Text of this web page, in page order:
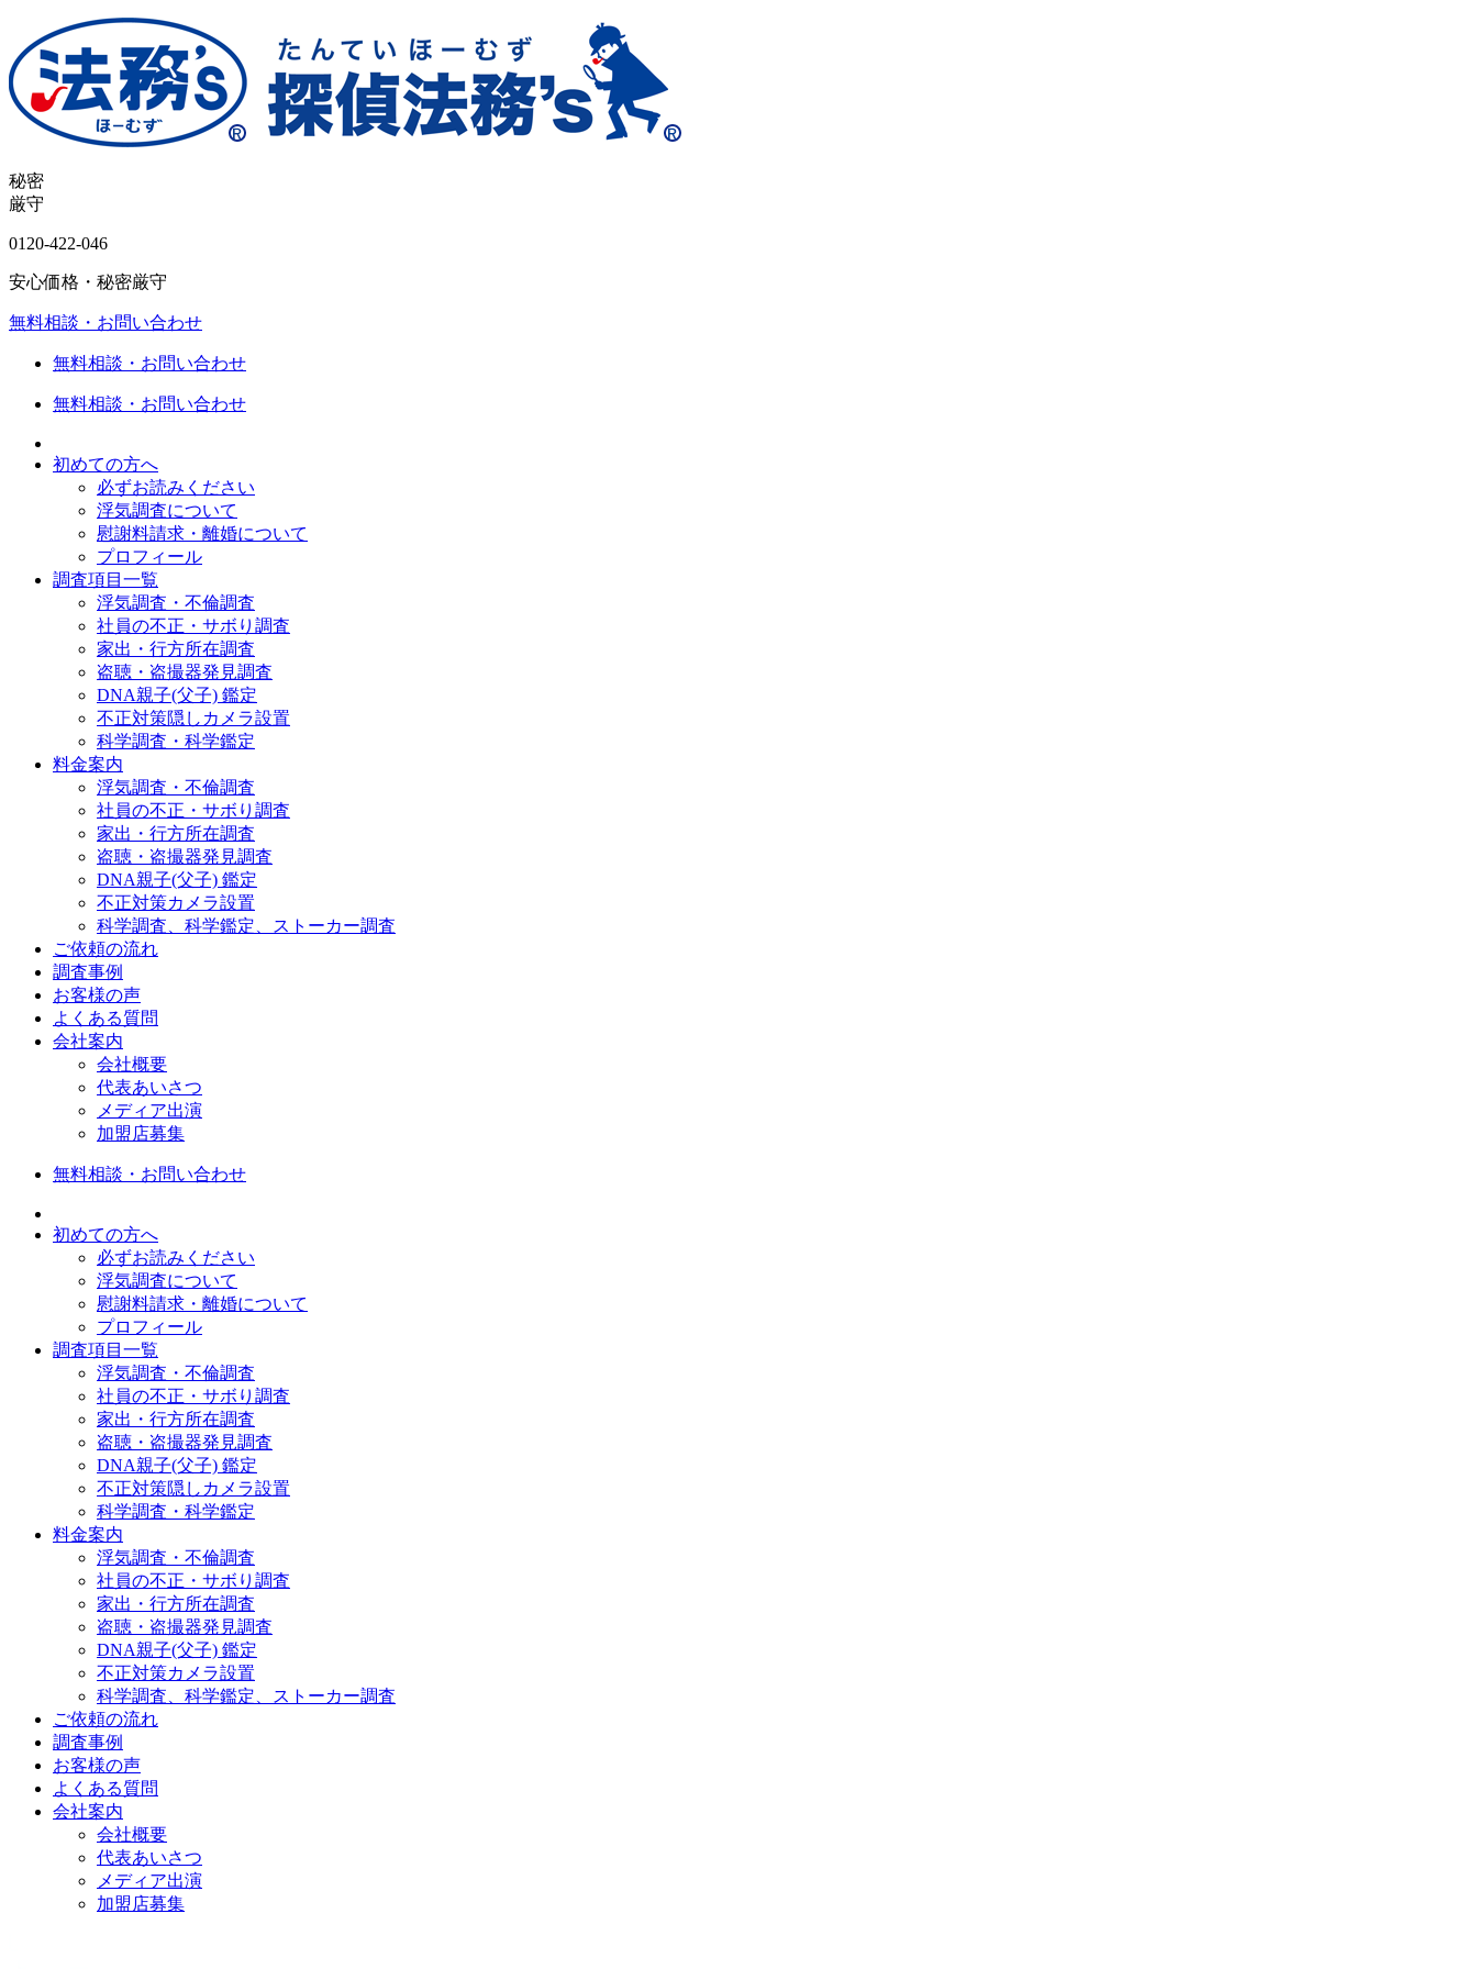
秘密
厳守
0120-422-046
安心価格・秘密厳守
無料相談・お問い合わせ
無料相談・お問い合わせ
無料相談・お問い合わせ
初めての方へ
必ずお読みください
浮気調査について
慰謝料請求・離婚について
プロフィール
調査項目一覧
浮気調査・不倫調査
社員の不正・サボり調査
家出・行方所在調査
盗聴・盗撮器発見調査
DNA親子(父子) 鑑定
不正対策隠しカメラ設置
科学調査・科学鑑定
料金案内
浮気調査・不倫調査
社員の不正・サボり調査
家出・行方所在調査
盗聴・盗撮器発見調査
DNA親子(父子) 鑑定
不正対策カメラ設置
科学調査、科学鑑定、ストーカー調査
ご依頼の流れ
調査事例
お客様の声
よくある質問
会社案内
会社概要
代表あいさつ
メディア出演
加盟店募集
無料相談・お問い合わせ
初めての方へ
必ずお読みください
浮気調査について
慰謝料請求・離婚について
プロフィール
調査項目一覧
浮気調査・不倫調査
社員の不正・サボり調査
家出・行方所在調査
盗聴・盗撮器発見調査
DNA親子(父子) 鑑定
不正対策隠しカメラ設置
科学調査・科学鑑定
料金案内
浮気調査・不倫調査
社員の不正・サボり調査
家出・行方所在調査
盗聴・盗撮器発見調査
DNA親子(父子) 鑑定
不正対策カメラ設置
科学調査、科学鑑定、ストーカー調査
ご依頼の流れ
調査事例
お客様の声
よくある質問
会社案内
会社概要
代表あいさつ
メディア出演
加盟店募集